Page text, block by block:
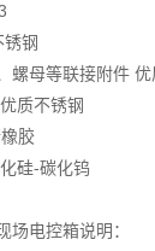
钢
螺母等联接附件 优
质不锈钢
胶
硅-碳化钨
场电控箱说明：